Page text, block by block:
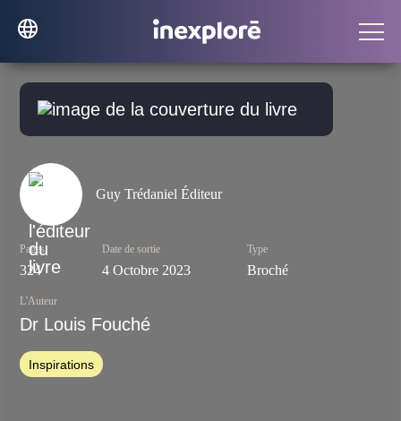
Guy Trédaniel Éditeur
Pages
324
Date de sortie
4 Octobre 2023
Type
Broché
L'Auteur
Dr Louis Fouché
Inspirations